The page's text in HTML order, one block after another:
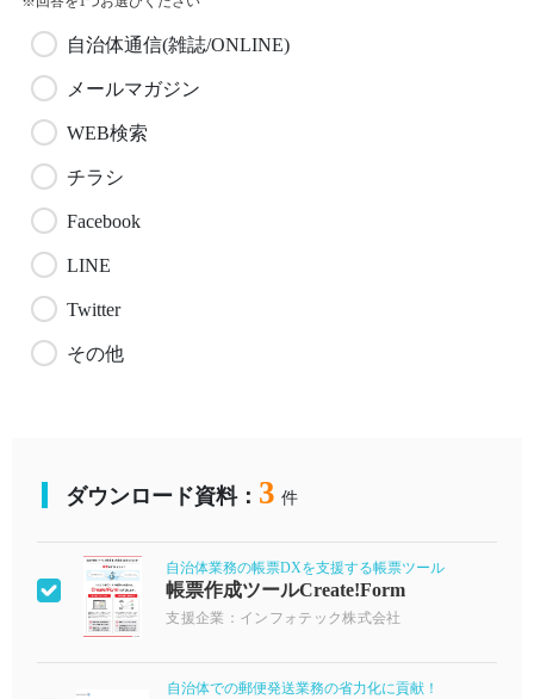
自治体通信(雑誌/ONLINE)
メールマガジン
WEB検索
チラシ
Facebook
LINE
Twitter
その他
ダウンロード資料： 3 件
自治体業務の帳票DXを支援する帳票ツール
帳票作成ツールCreate!Form
支援企業：インフォテック株式会社
自治体での郵便発送業務の省力化に貢献！